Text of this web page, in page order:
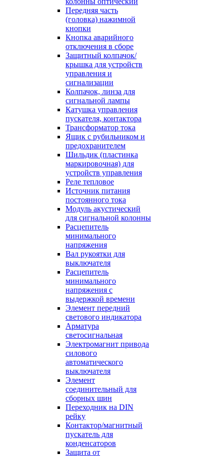
Передняя часть
(головка) нажимной
кнопки
Кнопка аварийного
отключения в сборе
Защитный колпачок/
крышка для устройств
управления и
сигнализации
Колпачок, линза для
сигнальной лампы
Катушка управления
пускателя, контактора
Трансформатор тока
Ящик с рубильником и
предохранителем
Шильдик (пластинка
маркировочная) для
устройств управления
Реле тепловое
Источник питания
постоянного тока
Модуль акустический
для сигнальной колонны
Расцепитель
минимального
напряжения
Вал рукоятки для
выключателя
Расцепитель
минимального
напряжения с
выдержкой времени
Элемент передний
светового индикатора
Арматура
светосигнальная
Электромагнит привода
силового
автоматического
выключателя
Элемент
соединительный для
сборных шин
Переходник на DIN
рейку
Контактор/магнитный
пускатель для
конденсаторов
Защита от